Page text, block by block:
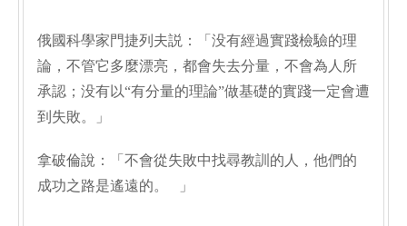
俄國科學家門捷列夫説：「没有經過實踐檢驗的理
論，不管它多麼漂亮，都會失去分量，不會為人所
承認；没有以“有分量的理論”做基礎的實踐一定會遭
到失敗。」
拿破倫說：「不會從失敗中找尋教訓的人，他們的
成功之路是遙遠的。 」